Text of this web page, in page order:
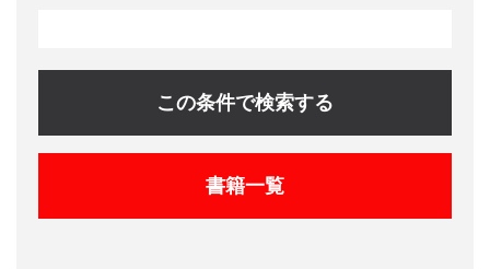
この条件で検索する
書籍一覧